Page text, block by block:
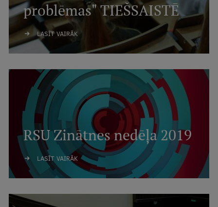
problēmas" TIEŠSAISTĒ
LASĪT VAIRĀK
RSU Zinātnes nedēļa 2019
LASĪT VAIRĀK